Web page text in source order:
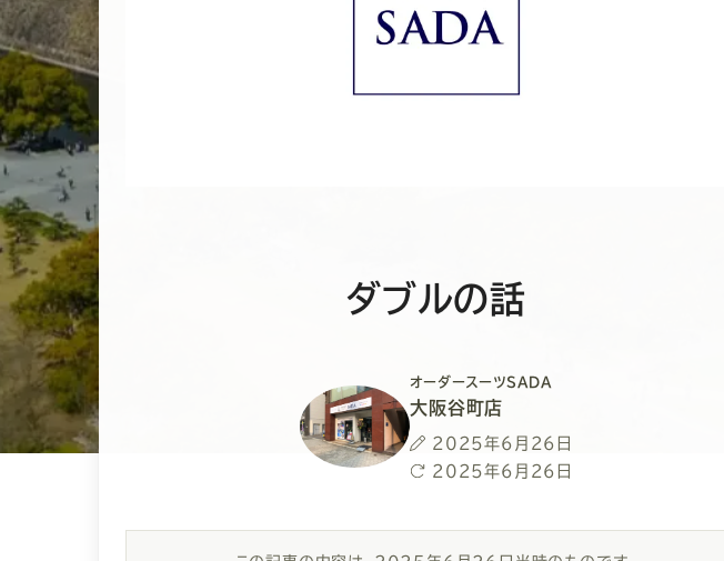
ダブルの話
オーダースーツSADA
大阪谷町店
投
稿
2025年6月26日
最
更
新
2025年6月26日